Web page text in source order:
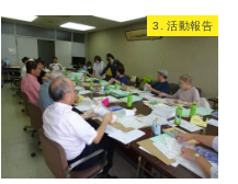
3. 活動報告